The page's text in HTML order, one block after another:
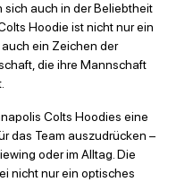
sich auch in der Beliebtheit
Hoodie ist nicht nur ein
ein Zeichen der
die ihre Mannschaft
Colts Hoodies eine
das Team auszudrücken –
oder im Alltag. Die
nicht nur ein optisches